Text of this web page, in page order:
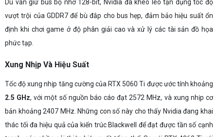
Dù vẫn giữ bus bộ nhớ 128-bit, Nvidia đã khéo léo tận dụng tốc độ
vượt trội của GDDR7 để bù đắp cho bus hẹp, đảm bảo hiệu suất ổn
định khi chơi game ở độ phân giải cao và xử lý các tài sản đồ họa
phức tạp.
Xung Nhịp Và Hiệu Suất
Tốc độ xung nhịp tăng cường của RTX 5060 Ti được ước tính khoảng
2.5 GHz, với một số nguồn báo cáo đạt 2572 MHz, và xung nhịp cơ
bản khoảng 2407 MHz. Những con số này cho thấy Nvidia đang khai
thác tối đa hiệu quả của kiến trúc Blackwell để đạt được tần số cạnh